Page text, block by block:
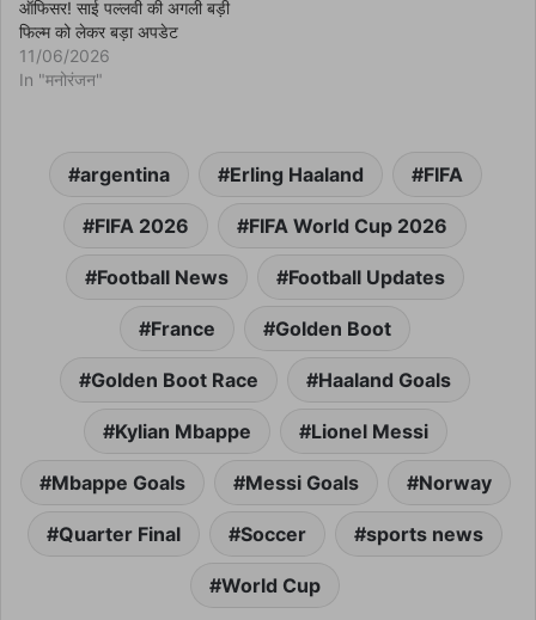
ऑफिसर! साई पल्लवी की अगली बड़ी
फिल्म को लेकर बड़ा अपडेट
11/06/2026
In "मनोरंजन"
argentina Erling Haaland FIFA
FIFA 2026 FIFA World Cup 2026
Football News Football Updates
France Golden Boot
Golden Boot Race Haaland Goals
Kylian Mbappe Lionel Messi
Mbappe Goals Messi Goals Norway
Quarter Final Soccer sports news
World Cup